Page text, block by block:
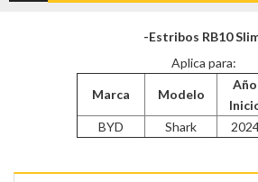
-Estribos RB10
Aplica para:
Marca Modelo
Año
BYD Shark